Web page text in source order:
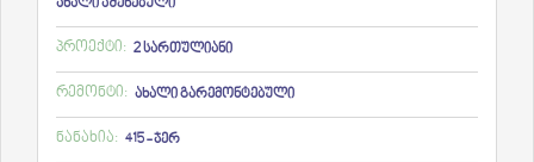
ახალი აშენებული
პროექტი: 2 სართულიანი
რემონტი: ახალი გარემონტებული
ნანახია: 415 - ჯერ